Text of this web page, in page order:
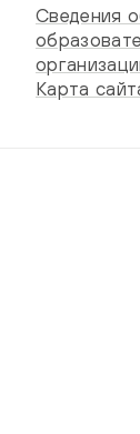
Сведения
Карта